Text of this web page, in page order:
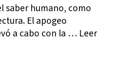
saber humano, como
El apogeo
a cabo con la … Leer